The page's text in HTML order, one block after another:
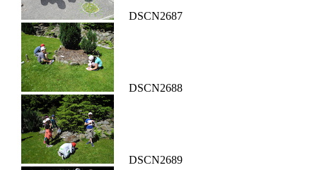
DSCN2687
DSCN2688
DSCN2689